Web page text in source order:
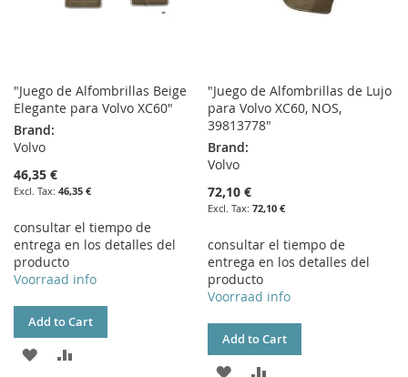
"Juego de Alfombrillas Beige
Elegante para Volvo XC60"
Brand:
Volvo
46,35 €
46,35 €
consultar el tiempo de
entrega en los detalles del
producto
Voorraad info
Add to Cart
ADD
"Juego de Alfombrillas de Lujo
para Volvo XC60, NOS,
39813778"
Brand:
Volvo
72,10 €
72,10 €
consultar el tiempo de
entrega en los detalles del
producto
Voorraad info
Add to Cart
ADD